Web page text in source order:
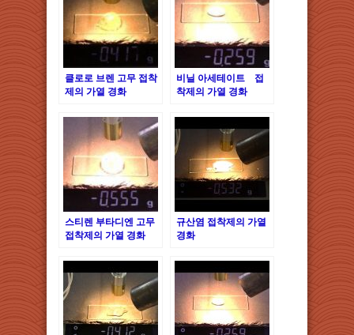
클로로 브렌 고무 접착
제의 가열 경화
비닐 아세테이트 접
착제의 가열 경화
스티렌 부타디엔 고무
접착제의 가열 경화
규산염 접착제의 가열
경화